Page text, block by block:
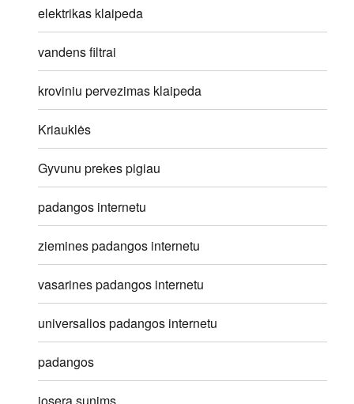
elektrikas klaipeda
vandens filtrai
kroviniu pervezimas klaipeda
Kriauklės
Gyvunu prekes pigiau
padangos internetu
ziemines padangos internetu
vasarines padangos internetu
universalios padangos internetu
padangos
josera sunims